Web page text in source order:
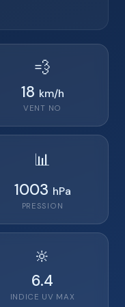
💨
18 km/h
VENT NO
📊
1003 hPa
PRESSION
🔆
6.4
INDICE UV MAX